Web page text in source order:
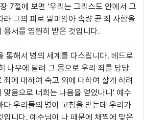
7절에 보면 ‘우리는 그리스도 안에서 그
라 그의 피로 말미암아 속량 곧 죄 사함을
용서를 영원히 받은 것입니다.
통해서 병의 세계를 다스립니다. 베드로
나무에 달려 그 몸으로 우리 죄를 담당
에 대하여 죽고 의에 대하여 살게 하려
음으로 너희는 나음을 얻었나니’ 예수
다 우리들의 병이 고침을 받는데 우리가
입니다. 예수님이 나 때문에 채찍에 맞은